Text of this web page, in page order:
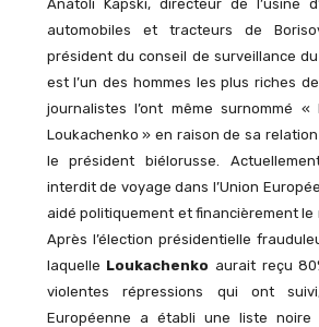
Anatoli Kapski, directeur de l’usine
automobiles et tracteurs de
président du conseil de surveillance du
est l’un des hommes les plus riches
journalistes l’ont même surnommé
Loukachenko » en raison de sa
le président biélorusse.
interdit de voyage dans l’Union
aidé politiquement et financièrement le
Après l’élection présidentielle
laquelle Loukachenko aurait reçu
violentes répressions qui ont
Européenne a établi une liste noire